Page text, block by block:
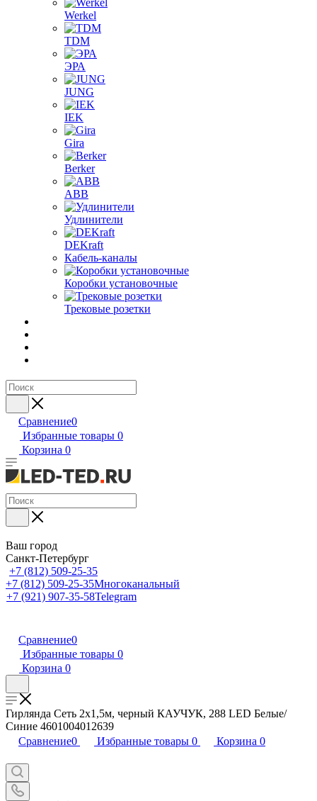
Werkel
TDM
ЭРА
JUNG
IEK
Gira
Berker
ABB
Удлинители
DEKraft
Кабель-каналы
Коробки установочные
Трековые розетки
Сравнение0
Избранные товары 0
Корзина 0
Ваш город
Санкт-Петербург
+7 (812) 509-25-35
+7 (812) 509-25-35Многоканальный
+7 (921) 907-35-58Telegram
Сравнение0
Избранные товары 0
Корзина 0
Гирлянда Сеть 2x1,5м, черный КАУЧУК, 288 LED Белые/
Синие 4601004012639
Сравнение0 Избранные товары 0 Корзина 0